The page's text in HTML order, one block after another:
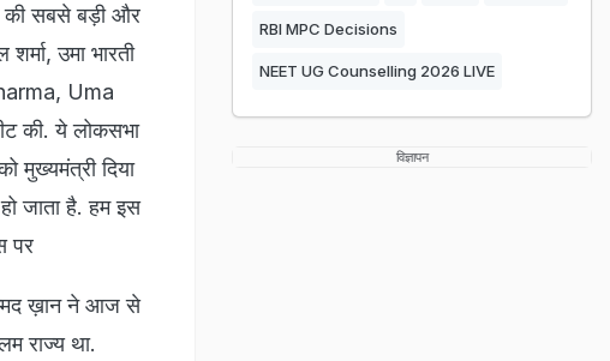
की सबसे बड़ी और
उमा भारती
Uma
की. ये लोकसभा
मुख्यमंत्री दिया
जाता है. हम इस
पर
ख़ान ने आज से
राज्य था.
RBI MPC Decisions
NEET UG Counselling 2026 LIVE
विज्ञापन